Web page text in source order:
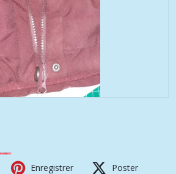
Enregistrer Poster